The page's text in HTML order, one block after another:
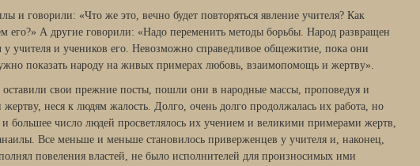
и говорили: «Что же это, вечно будет повторяться явление учителя? Как
его?» А другие говорили: «Надо переменить методы борьбы. Народ развращен
учителя и учеников его. Невозможно справедливое общежитие, пока они
показать народу на живых примерах любовь, взаимопомощь и жертву».
оставили свои прежние посты, пошли они в народные массы, проповедуя и
неся к людям жалость. Долго, очень долго продолжалась их работа, но
и большее число людей просветлялось их учением и великими примерами жертв,
Все меньше и меньше становилось приверженцев у учителя и, наконец,
повеления властей, не было исполнителей для произносимых ими